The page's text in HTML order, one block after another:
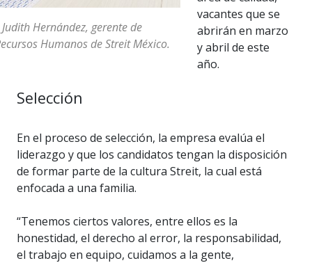
Judith Hernández, gerente de
Humanos de Streit México.
vacantes que se
abrirán en marzo
y abril de este
año.
Selección
En el proceso de selección, la empresa evalúa el
liderazgo y que los candidatos tengan la disposición
de formar parte de la cultura Streit, la cual está
enfocada a una familia.
“Tenemos ciertos valores, entre ellos es la
honestidad, el derecho al error, la responsabilidad,
el trabajo en equipo, cuidamos a la gente,